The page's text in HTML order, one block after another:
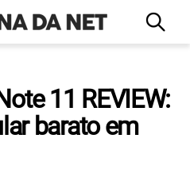
11 REVIEW:
barato em